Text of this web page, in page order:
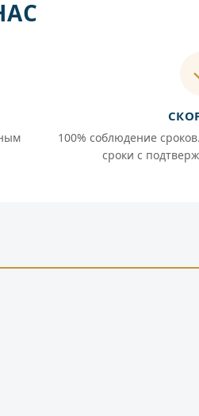
100% соблюдение
сроки с